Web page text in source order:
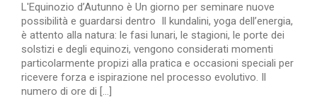
L'Equinozio d’Autunno è Un giorno per seminare nuove
possibilità e guardarsi dentro Il kundalini, yoga dell’energia,
è attento alla natura: le fasi lunari, le stagioni, le porte dei
solstizi e degli equinozi, vengono considerati momenti
particolarmente propizi alla pratica e occasioni speciali per
ricevere forza e ispirazione nel processo evolutivo. Il
numero di ore di [...]